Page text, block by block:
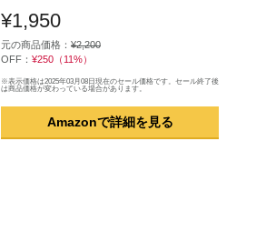
¥1,950
元の商品価格： ¥2,200
OFF： ¥250（11%）
※表示価格は2025年03月08日現在のセール価格です。セール終了後
は商品価格が変わっている場合があります。
Amazonで詳細を見る